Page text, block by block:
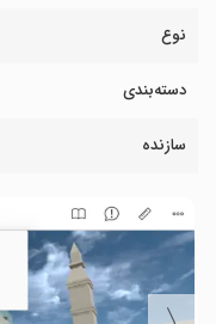
نوع
دسته‌بندی
سازنده